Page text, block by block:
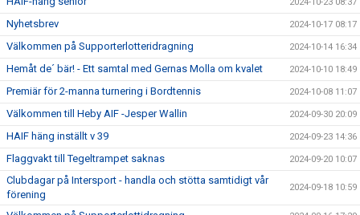
2024-10-23 08:37
Nyhetsbrev 2024-10-17 08:17
Välkommen på Supporterlotteridragning 2024-10-14 16:34
Hemåt de´ bär! - Ett samtal med Gernas Molla om kvalet 2024-10-10 18:49
Premiär för 2-manna turnering i Bordtennis 2024-10-08 11:07
Välkommen till Heby AIF -Jesper Wallin 2024-09-30 20:09
HAIF häng inställt v 39 2024-09-23 14:36
Flaggvakt till Tegeltrampet saknas 2024-09-20 10:07
Clubdagar på Intersport - handla och stötta samtidigt vår
förening
2024-09-18 10:59